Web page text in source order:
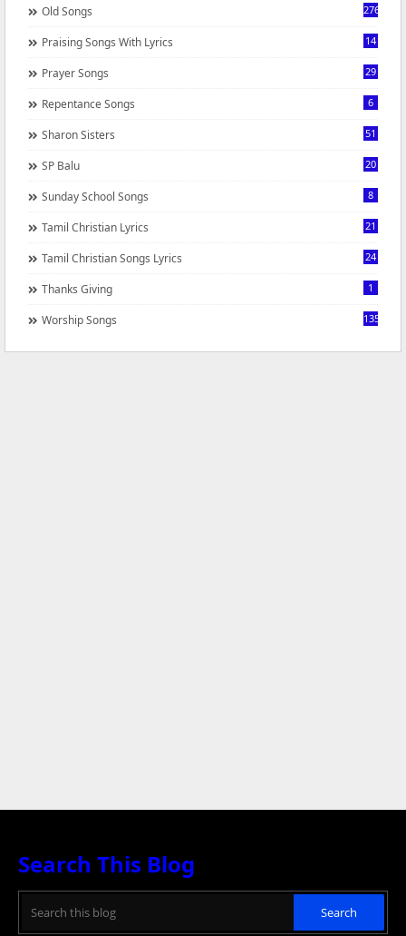
Old Songs 276
Praising Songs With Lyrics 14
Prayer Songs 29
Repentance Songs 6
Sharon Sisters 51
SP Balu 20
Sunday School Songs 8
Tamil Christian Lyrics 21
Tamil Christian Songs Lyrics 24
Thanks Giving 1
Worship Songs 1350
Search This Blog